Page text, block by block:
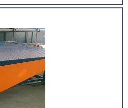
por perfis
A estrutura é
através de
e (b)